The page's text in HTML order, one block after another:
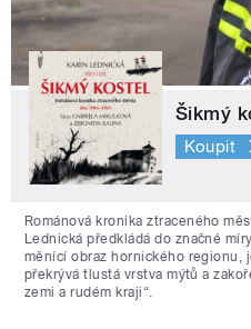
Šikmý
Koupit
Románová kronika ztraceného
Lednická předkládá do značné
měnící obraz hornického regionu,
překrývá tlustá vrstva mýtů a
zemi a rudém kraji“.